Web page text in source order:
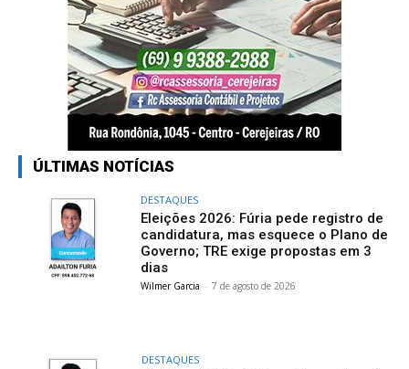
ÚLTIMAS NOTÍCIAS
DESTAQUES
Eleições 2026: Fúria pede registro de
candidatura, mas esquece o Plano de
Governo; TRE exige propostas em 3
dias
Wilmer Garcia - 7 de agosto de 2026
DESTAQUES